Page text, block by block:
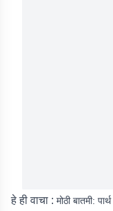
हे ही वाचा : मोठी बातमी: